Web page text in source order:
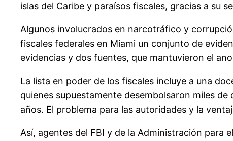
islas del Caribe y paraísos fiscales, gracias a su
Algunos involucrados en narcotráfico y
fiscales federales en Miami un conjunto de
evidencias y dos fuentes, que mantuvieron el
La lista en poder de los fiscales incluye a una
quienes supuestamente desembolsaron miles
años. El problema para las autoridades y la
Así, agentes del FBI y de la Administración para